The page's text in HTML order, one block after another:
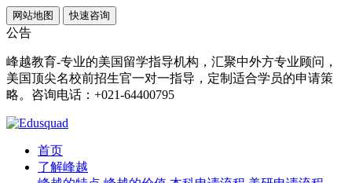
网站地图 快速咨询
公告
峰越教育-专业的美国留学指导机构，汇聚中外方专业顾问，
美国顶尖名校前招生官一对一指导，定制适合学员的申请策
略。咨询电话：+021-64400795
首页
了解峰越